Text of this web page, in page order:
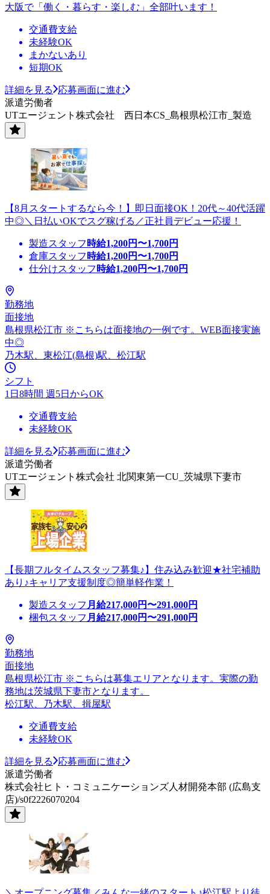
大阪で「働く・暮らす・楽しむ」全部叶います！
交通費支給
未経験OK
まかないあり
短期OK
詳細を見る
応募画面に進む
派遣労働者
UTエージェント株式会社 西日本CS_島根県松江市_製造
【8月スタートするなら今！】即日面接OK！20代～40代活躍
中◎＼日払いOKでスグ稼げる／正社員デビュー応援！
製造スタッフ 時給1,200円〜1,700円
倉庫スタッフ 時給1,200円〜1,700円
仕分けスタッフ 時給1,200円〜1,700円
勤務地
面接地
島根県松江市 ※こちらは面接地の一例です。WEB面接実施
中◎
乃木駅、東松江(島根)駅、松江駅
シフト
1日8時間 週5日からOK
交通費支給
未経験OK
詳細を見る
応募画面に進む
派遣労働者
UTエージェント株式会社 北関東第一CU_茨城県下妻市
【長期フルタイムスタッフ募集♪】住み込み歓迎★社宅補助
あり♪キャリア支援制度◎簡単軽作業！
製造スタッフ 月給217,000円〜291,000円
梱包スタッフ 月給217,000円〜291,000円
勤務地
面接地
島根県松江市 ※こちらは募集エリアとなります。実際の勤
務地は茨城県下妻市となります。
松江駅、乃木駅、揖屋駅
交通費支給
未経験OK
詳細を見る
応募画面に進む
派遣労働者
株式会社ヒト・コミュニケーションズ人材開発本部 (広島支
店)/s0f2226070204